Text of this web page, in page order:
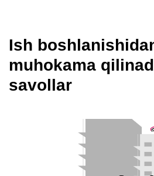
Ish
muhokama
savollar